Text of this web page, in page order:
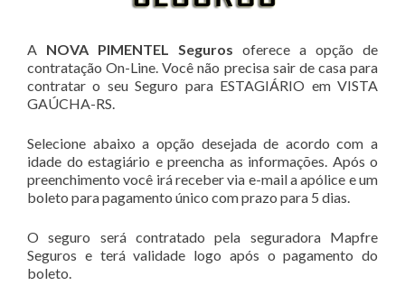
A NOVA PIMENTEL Seguros oferece a opção de
contratação On-Line. Você não precisa sair de casa para
contratar o seu Seguro para ESTAGIÁRIO em VISTA
GAÚCHA-RS.
Selecione abaixo a opção desejada de acordo com a
idade do estagiário e preencha as informações. Após o
preenchimento você irá receber via e-mail a apólice e um
boleto para pagamento único com prazo para 5 dias.
O seguro será contratado pela seguradora Mapfre
Seguros e terá validade logo após o pagamento do
boleto.